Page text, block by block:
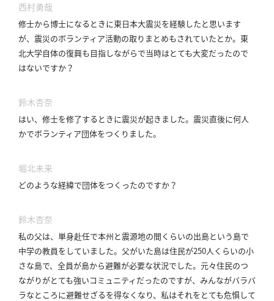
西村勇哉
修士から博士になるときに東日本大震災を経験したと思います
が、震災のボランティア活動の取りまとめもされていたとか。 東
北大学自体の復興も目指しながらで当時はとても大変だったので
はないですか？
鈴木杏奈
はい、修士を修了するときに震災が起きました。 震災直後に何人
かでボランティア団体をつくりました。
堀北未来
どのような経緯で団体をつくったのですか？
鈴木杏奈
私の父は、単身赴任で本州と震源地の間くらいの出島という島で
中学の教員をしていました。 父がいた島は住民が250人くらいの小
さな島で、全員が島から避難が必要な状況でした。 元々住民のつ
ながりがとても強いコミュニティだったのですが、みんながバラバ
ラなところに避難せざるを得なくなり、私はそれをとても危惧して